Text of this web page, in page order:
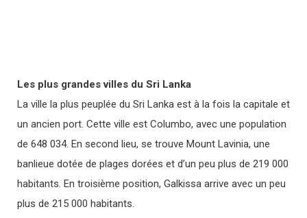
Les plus grandes villes du Sri Lanka
La ville la plus peuplée du Sri Lanka est à la fois la capitale et
un ancien port. Cette ville est Columbo, avec une population
de 648 034. En second lieu, se trouve Mount Lavinia, une
banlieue dotée de plages dorées et d’un peu plus de 219 000
habitants. En troisième position, Galkissa arrive avec un peu
plus de 215 000 habitants.